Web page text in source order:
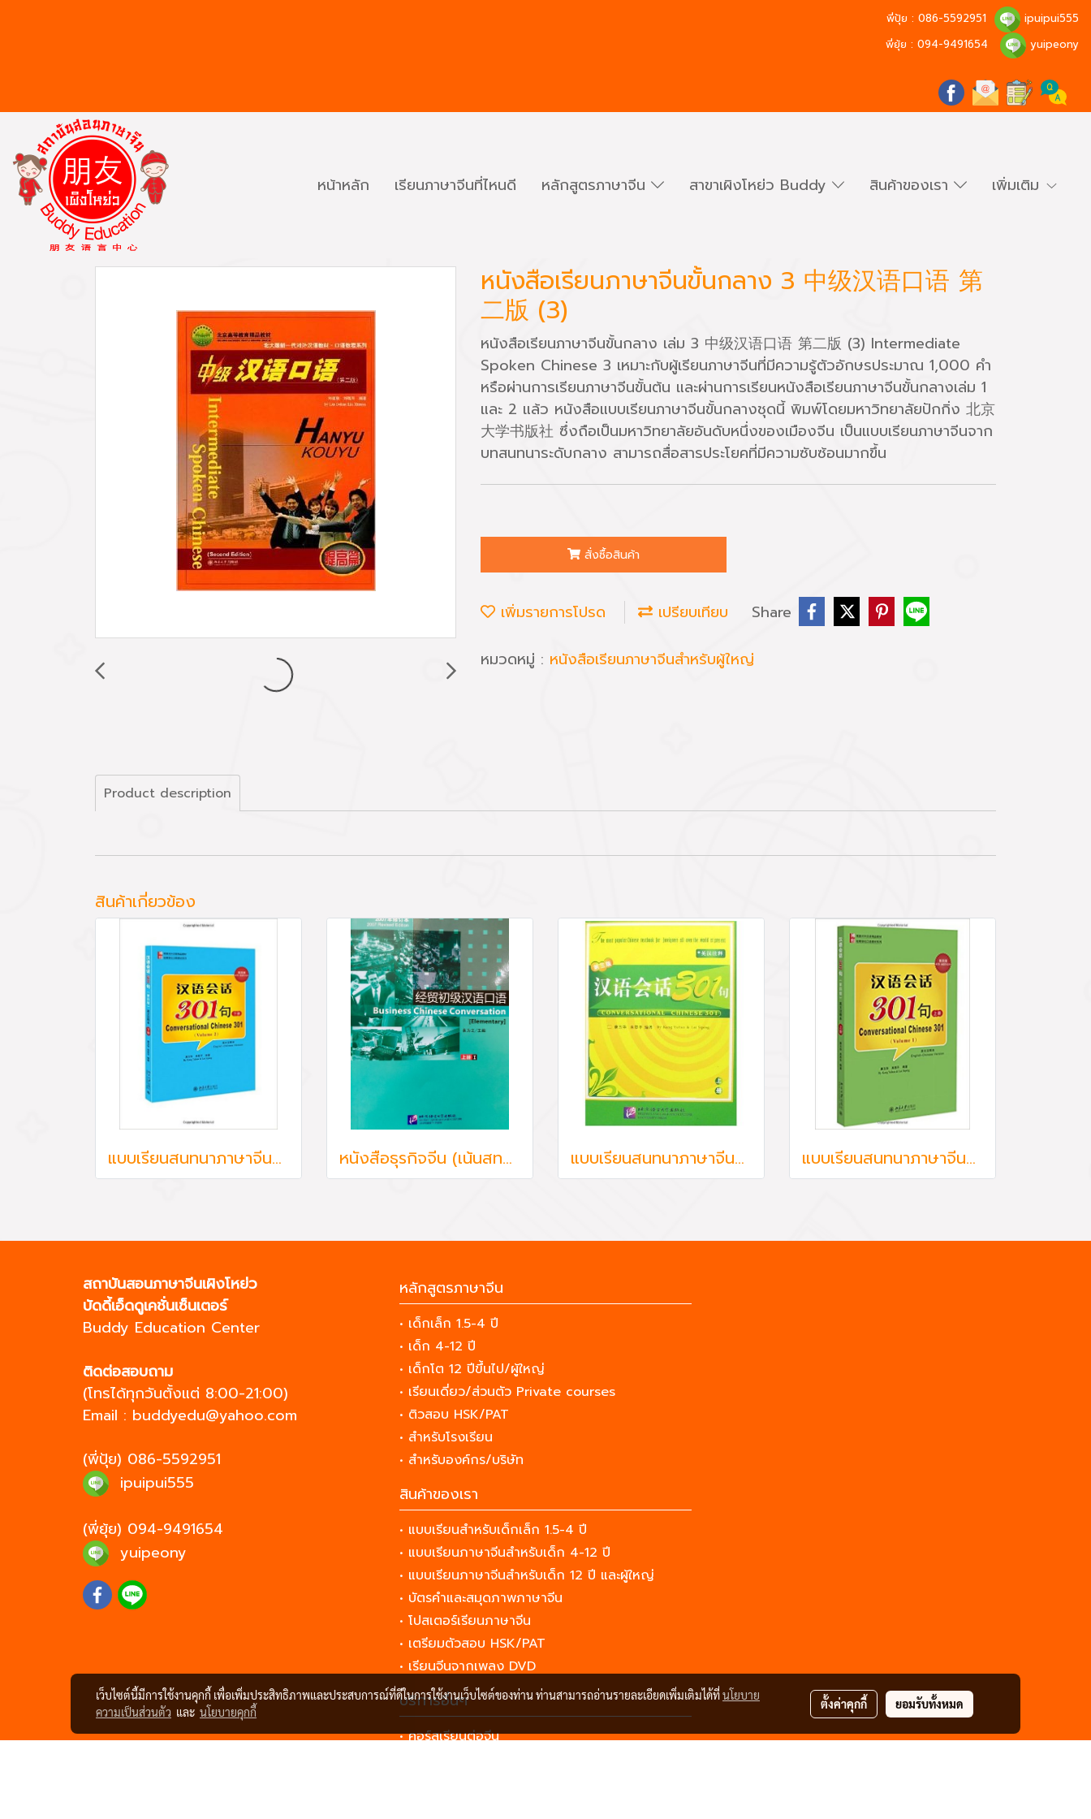
พี่ปุ้ย : 086-5592951
ipuipui555
พี่ยุ้ย : 094-9491654 yuipeony
หน้าหลัก เรียนภาษาจีนที่ไหนดี หลักสูตรภาษาจีน สาขาเผิงโหย่ว Buddy สินค้าของเรา เพิ่มเติม
หนังสือเรียนภาษาจีนขั้นกลาง 3 中级汉语口语 第
二版 (3)
หนังสือเรียนภาษาจีนขั้นกลาง เล่ม 3 中级汉语口语 第二版 (3) Intermediate
Spoken Chinese 3 เหมาะกับผู้เรียนภาษาจีนที่มีความรู้ตัวอักษรประมาณ 1,000 คำ
หรือผ่านการเรียนภาษาจีนขั้นต้น และผ่านการเรียนหนังสือเรียนภาษาจีนขั้นกลางเล่ม 1
และ 2 แล้ว หนังสือแบบเรียนภาษาจีนขั้นกลางชุดนี้ พิมพ์โดยมหาวิทยาลัยปักกิ่ง 北京
大学书版社 ซึ่งถือเป็นมหาวิทยาลัยอันดับหนึ่งของเมืองจีน เป็นแบบเรียนภาษาจีนจาก
บทสนทนาระดับกลาง สามารถสื่อสารประโยคที่มีความซับซ้อนมากขึ้น
สั่งซื้อสินค้า
เพิ่มรายการโปรด เปรียบเทียบ Share
หมวดหมู่ : หนังสือเรียนภาษาจีนสำหรับผู้ใหญ่
Product description
สินค้าเกี่ยวข้อง
แบบเรียนสนทนาภาษาจีนสำหรับผู้ใหญ่ ขั้นต้น เล่ม 2 汉语会话301句下册 Conversational Chinese 301/2 Edition 2015 หนังสือธุรกิจจีน (เน้นสทนา) Business Chinese Conversation แบบเรียนสนทนาภาษาจีนสำหรับผู้ใหญ่ ขั้นต้น เล่ม 1 汉语会话301句上册 แบบเรียนสนทนาภาษาจีนสำหรับผู้ใหญ่ ขั้นต้น เล่ม 1 汉语会话301句上册 Conversational Chinese 301 (Edition 2015)
สถาบันสอนภาษาจีนเผิงโหย่ว
บัดดี้เอ็ดดูเคชั่นเซ็นเตอร์
Buddy Education Center
ติดต่อสอบถาม
(โทรได้ทุกวันตั้งแต่ 8:00-21:00)
Email : buddyedu@yahoo.com
(พี่ปุ้ย) 086-5592951
ipuipui555
(พี่ยุ้ย) 094-9491654
yuipeony
หลักสูตรภาษาจีน
• เด็กเล็ก 1.5-4 ปี
• เด็ก 4-12 ปี
• เด็กโต 12 ปีขึ้นไป/ผู้ใหญ่
• เรียนเดี่ยว/ส่วนตัว Private courses
• ติวสอบ HSK/PAT
• สำหรับโรงเรียน
• สำหรับองค์กร/บริษัท
สินค้าของเรา
• แบบเรียนสำหรับเด็กเล็ก 1.5-4 ปี
• แบบเรียนภาษาจีนสำหรับเด็ก 4-12 ปี
• แบบเรียนภาษาจีนสำหรับเด็ก 12 ปี และผู้ใหญ่
• บัตรคำและสมุดภาพภาษาจีน
• โปสเตอร์เรียนภาษาจีน
• เตรียมตัวสอบ HSK/PAT
• เรียนจีนจากเพลง DVD
บริการอื่นๆ
• คอร์สเรียนต่อจีน
เว็บไซต์นี้มีการใช้งานคุกกี้ เพื่อเพิ่มประสิทธิภาพและประสบการณ์ที่ดีในการใช้งานเว็บไซต์ของท่าน ท่านสามารถอ่านรายละเอียดเพิ่มเติมได้ที่นโยบาย
ความเป็นส่วนตัว และ นโยบายคุกกี้
ตั้งค่าคุกกี้ ยอมรับทั้งหมด